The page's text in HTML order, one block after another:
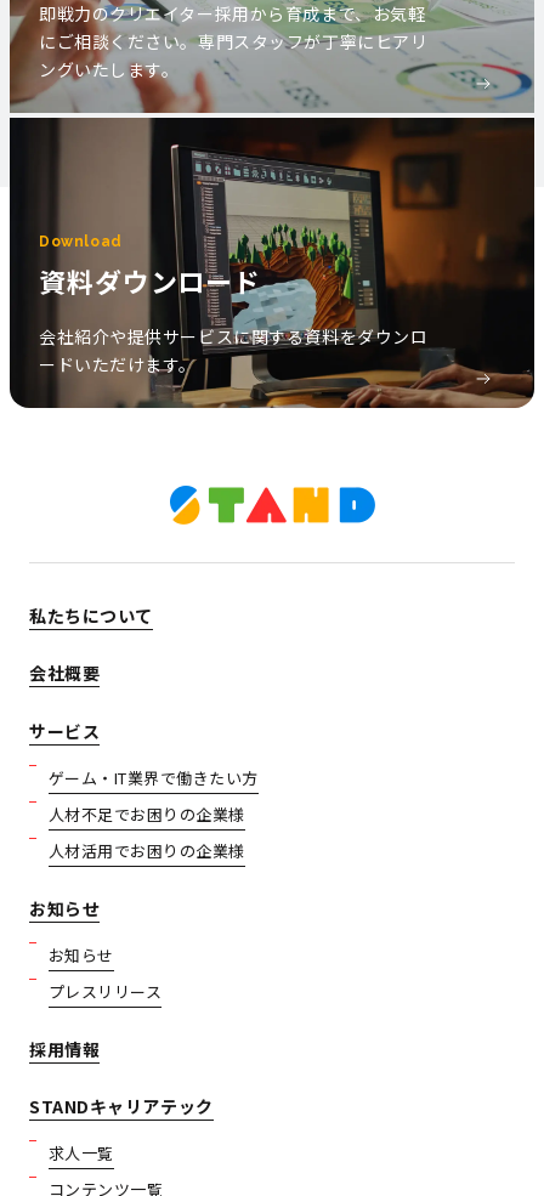
即戦力のクリエイター採用から育成まで、お気軽
にご相談ください。専門スタッフが丁寧にヒアリ
ングいたします。
Download
資料ダウンロード
会社紹介や提供サービスに関する資料をダウンロ
ードいただけます。
私たちについて
会社概要
サービス
ゲーム・IT業界で働きたい方
人材不足でお困りの企業様
人材活用でお困りの企業様
お知らせ
お知らせ
プレスリリース
採用情報
STANDキャリアテック
求人一覧
コンテンツ一覧